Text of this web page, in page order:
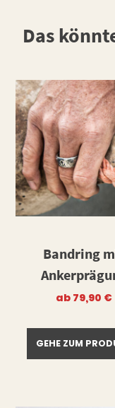
Das
Bandring
ab 79,90 €
GEHE ZUM